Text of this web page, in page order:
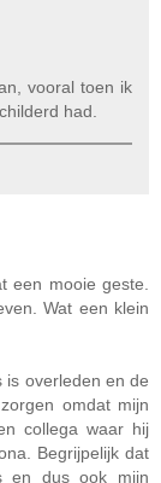
vooral toen ik
had.
een mooie geste.
Wat een klein
is overleden en de
omdat mijn
collega waar hij
Begrijpelijk dat
en dus ook mijn